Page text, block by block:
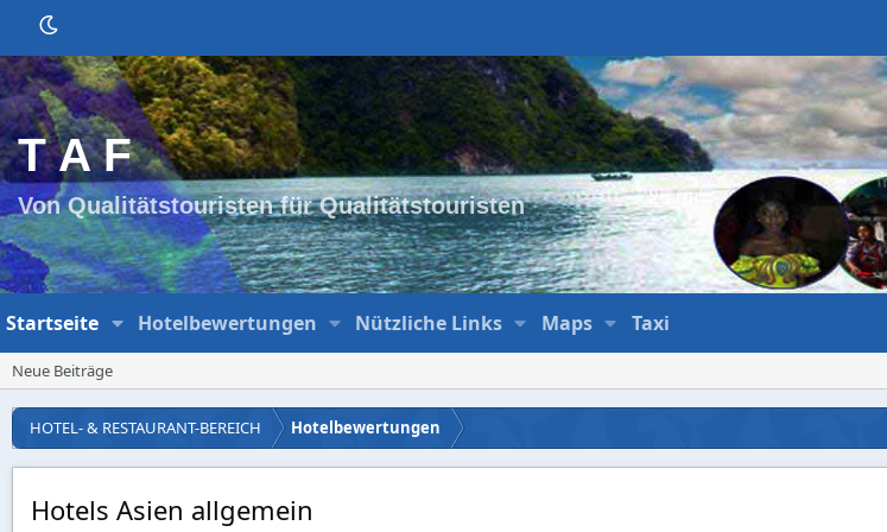
T A F
Von Qualitätstouristen für Qualitätstouristen
Startseite Hotelbewertungen Nützliche Links Maps Taxi
Neue Beiträge
HOTEL- & RESTAURANT-BEREICH Hotelbewertungen
Hotels Asien allgemein